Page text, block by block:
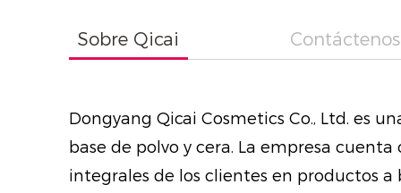
Sobre Qicai Contáctenos
Dongyang Qicai Cosmetics Co., Ltd. es
base de polvo y cera. La empresa
integrales de los clientes en productos